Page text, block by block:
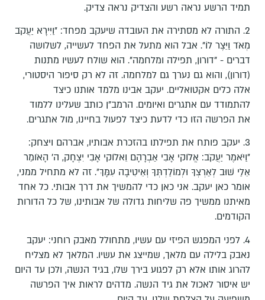
תמיד הרשע נראה רשע והצדיק נראה צדיק.
2.⁠ ⁠התורה לא מסתירה את העובדה שיעקב מפחד: "וַיִּירָא יַעֲקֹב
מְאֹד וַיֵּצֶר לוֹ". אבל הוא מתעל את הפחד לעשייה, לשלושה
דברים - "דורון, תפילה ומלחמה". הוא שולח לעשיו מתנות
(דורון), והוא גם נערך גם למלחמה. זה לא רק סיפור היסטורי,
אלה כלים אקטואליים. יעקב אבינו מלמד אותנו כיצד
להתמודד עם אתגרים ואיומים. הרמב"ן כותב שעלינו ללמוד
את הפרשה הזו כדי לדעת כיצד לפעול בחיינו, מול אתגרים.
3.⁠ ⁠יעקב פותח את תפילתו בהזכרת אבותיו, אברהם ויצחק:
״וַיֹּאמֶר יַעֲקֹב: אֱלֹוקי אָבִי אַבְרָהָם וֵאלֹוקי אָבִי יִצְחָק, ה' הָאֹומֵר
אֵלַי שׁוּב לְאַרְצְךָ וּלְמוֹלַדְתְּךָ וְאֵיטִיבָה עִמָּךְ״. זה לא מתחיל ממני,
אומר כאן יעקב. אני כאן כדי להמשיך את דרך אבותי. כל אחד
מאיתנו ממשיך פה שליחות גדולה של אבותינו, של כל הדורות
הקודמים.
4.⁠ ⁠לפני המפגש הפיזי עם עשיו, מתחולל מאבק רוחני: יעקב
נאבק בלילה עם מלאך, שמייצג את עשיו. המלאך לא מצליח
להרוג אותו אלא רק לפגוע בירך שלו, בגיד הנשה, ולכן עד היום
יש איסור לאכול את גיד הנשה. מדהים לראות איך הפרשה